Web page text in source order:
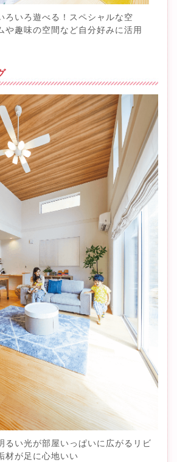
ろいろ遊べる！スペシャルな空
や趣味の空間など自分好みに活用
るい光が部屋いっぱいに広がるリビ
材が足に心地いい